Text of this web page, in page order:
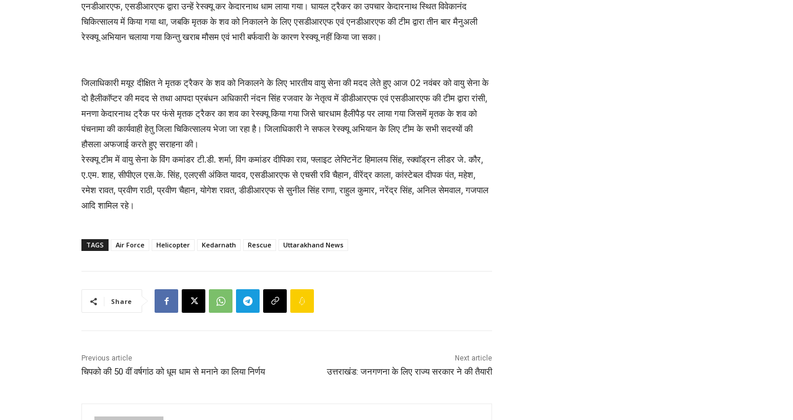
एनडीआरएफ, एसडीआरएफ द्वारा उन्हें रेस्क्यू कर केदारनाथ धाम लाया गया। घायल ट्रैकर का उपचार केदारनाथ स्थित विवेकानंद
चिकित्सालय में किया गया था, जबकि मृतक के शव को निकालने के लिए एसडीआरएफ एवं एनडीआरएफ की टीम द्वारा तीन बार मैनुअली
रेस्क्यू अभियान चलाया गया किन्तु खराब मौसम एवं भारी बर्फवारी के कारण रेस्क्यू नहीं किया जा सका।
जिलाधिकारी मयूर दीक्षित ने मृतक ट्रैकर के शव को निकालने के लिए भारतीय वायु सेना की मदद लेते हुए आज 02 नवंबर को वायु सेना के
दो हैलीकाॅप्टर की मदद से तथा आपदा प्रबंधन अधिकारी नंदन सिंह रजवार के नेतृत्व में डीडीआरएफ एवं एसडीआरएफ की टीम द्वारा रांसी,
मनणा केदारनाथ ट्रैक पर फंसे मृतक ट्रैकर का शव का रेस्क्यू किया गया जिसे चारधाम हैलीपैड़ पर लाया गया जिसमें मृतक के शव को
पंचनामा की कार्यवाही हेतु जिला चिकित्सालय भेजा जा रहा है। जिलाधिकारी ने सफल रेस्क्यू अभियान के लिए टीम के सभी सदस्यों की
हौसला अफजाई करते हुए सराहना की।
रेस्क्यू टीम में वायु सेना के विंग कमांडर टी.डी. शर्मा, विंग कमांडर दीपिका राव, फ्लाइट लेफ्टिनेंट हिमालय सिंह, स्क्वाॅड्रन लीडर जे. कौर,
ए.एम. शाह, सीपीएल एस.के. सिंह, एलएसी अंकित यादव, एसडीआरएफ से एचसी रवि चैहान, वीरेंद्र काला, कांस्टेबल दीपक पंत, महेश,
रमेश रावत, प्रवीण राठी, प्रवीण चैहान, योगेश रावत, डीडीआरएफ से सुनील सिंह राणा, राहुल कुमार, नरेंद्र सिंह, अनिल सेमवाल, गजपाल
आदि शामिल रहे।
TAGS Air Force Helicopter Kedarnath Rescue Uttarakhand News
Share
Previous article
चिपको की 50 वीं वर्षगांठ को धूम धाम से मनाने का लिया निर्णय
Next article
उत्तराखंड: जनगणना के लिए राज्य सरकार ने की तैयारी